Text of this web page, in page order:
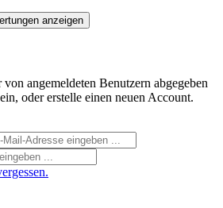
anzeigen
angemeldeten Benutzern abgegeben
oder erstelle einen neuen Account.